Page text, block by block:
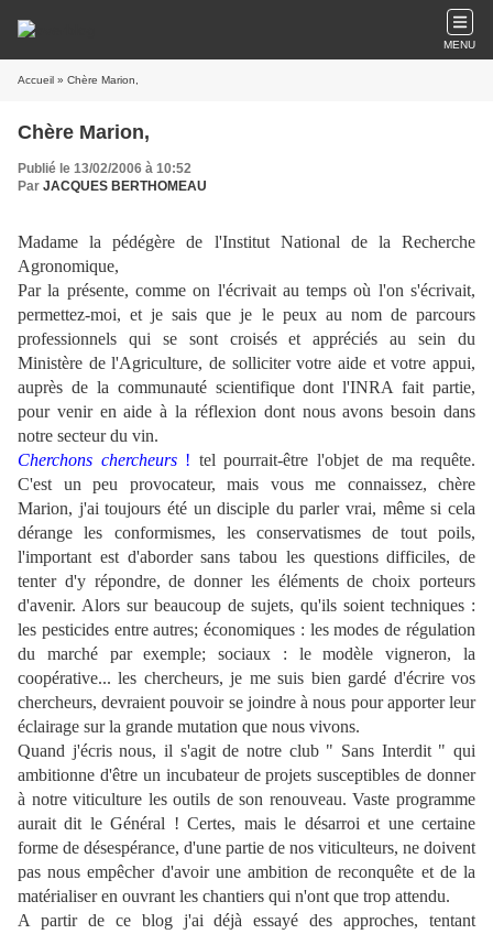
MENU
Accueil » Chère Marion,
Chère Marion,
Publié le 13/02/2006 à 10:52
Par JACQUES BERTHOMEAU
Madame la pédégère de l'Institut National de la Recherche
Agronomique,
Par la présente, comme on l'écrivait au temps où l'on s'écrivait,
permettez-moi, et je sais que je le peux au nom de parcours
professionnels qui se sont croisés et appréciés au sein du
Ministère de l'Agriculture, de solliciter votre aide et votre appui,
auprès de la communauté scientifique dont l'INRA fait partie,
pour venir en aide à la réflexion dont nous avons besoin dans
notre secteur du vin.
Cherchons chercheurs ! tel pourrait-être l'objet de ma requête.
C'est un peu provocateur, mais vous me connaissez, chère
Marion, j'ai toujours été un disciple du parler vrai, même si cela
dérange les conformismes, les conservatismes de tout poils,
l'important est d'aborder sans tabou les questions difficiles, de
tenter d'y répondre, de donner les éléments de choix porteurs
d'avenir. Alors sur beaucoup de sujets, qu'ils soient techniques :
les pesticides entre autres; économiques : les modes de régulation
du marché par exemple; sociaux : le modèle vigneron, la
coopérative... les chercheurs, je me suis bien gardé d'écrire vos
chercheurs, devraient pouvoir se joindre à nous pour apporter leur
éclairage sur la grande mutation que nous vivons.
Quand j'écris nous, il s'agit de notre club " Sans Interdit " qui
ambitionne d'être un incubateur de projets susceptibles de donner
à notre viticulture les outils de son renouveau. Vaste programme
aurait dit le Général ! Certes, mais le désarroi et une certaine
forme de désespérance, d'une partie de nos viticulteurs, ne doivent
pas nous empêcher d'avoir une ambition de reconquête et de la
matérialiser en ouvrant les chantiers qui n'ont que trop attendu.
A partir de ce blog j'ai déjà essayé des approches, tentant